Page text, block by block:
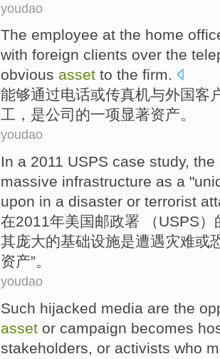
youdao
The employee at the home
with foreign clients over the
obvious asset to the firm.
能够通过电话或传真机与外国客
工 ， 是公司 的一项显著资产。
youdao
In a 2011 USPS case study, the
massive infrastructure as a "
upon in a disaster or terrorist
在2011年美国邮政署 （USPS）
其庞大的基础设施是遭遇灾难或
资产”。
youdao
Such hijacked media are the
asset or campaign becomes
stakeholders, or activists who